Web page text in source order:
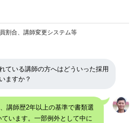
割合、講師変更システム等
ている講師の方へはどういった採用
ますか？
講師歴2年以上の基準で書類選
います。一部例外として中に